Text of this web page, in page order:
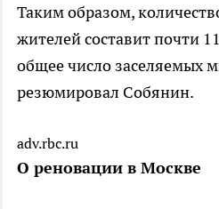
Таким образом,
жителей составит почти
общее число заселяемых
резюмировал Собянин.
adv.rbc.ru
О реновации в Москве